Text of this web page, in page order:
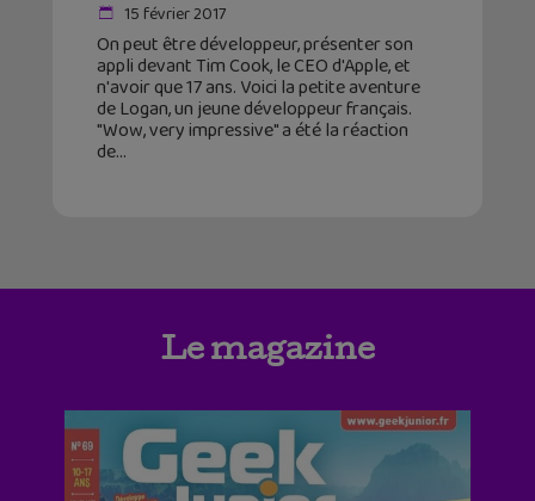
15 février 2017
On peut être développeur, présenter son
appli devant Tim Cook, le CEO d'Apple, et
n'avoir que 17 ans. Voici la petite aventure
de Logan, un jeune développeur français.
"Wow, very impressive" a été la réaction
de
Le magazine